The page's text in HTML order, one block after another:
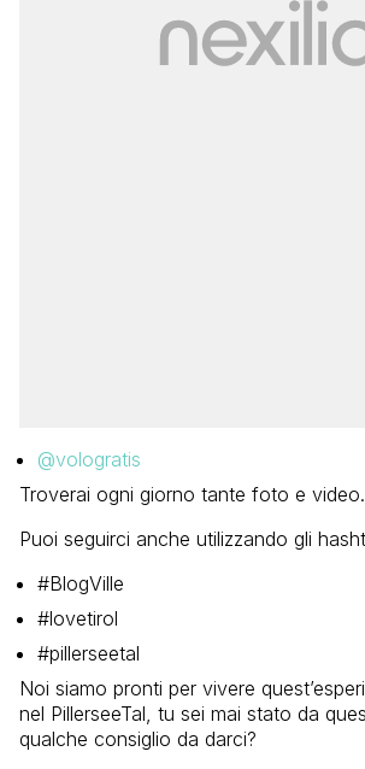
@vologratis
Troverai ogni giorno tante foto e video.
Puoi seguirci anche utilizzando gli
#BlogVille
#lovetirol
#pillerseetal
Noi siamo pronti per vivere
nel PillerseeTal, tu sei mai stato da
qualche consiglio da darci?